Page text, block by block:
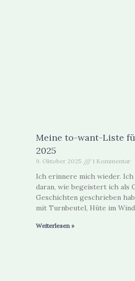
Meine to-want-Liste
2025
9. Oktober 2025 1 Kommentar
Ich erinnere mich wieder.
daran, wie begeistert ich als
Geschichten geschrieben
mit Turnbeutel, Hüte im
Weiterlesen »